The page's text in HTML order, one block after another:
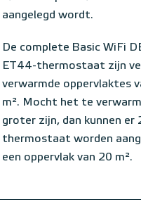
aangelegd wordt.
De complete Basic WiFi
ET44-thermostaat zijn
verwarmde oppervlaktes
m². Mocht het te
groter zijn, dan kunnen er
thermostaat worden
een oppervlak van 20 m².